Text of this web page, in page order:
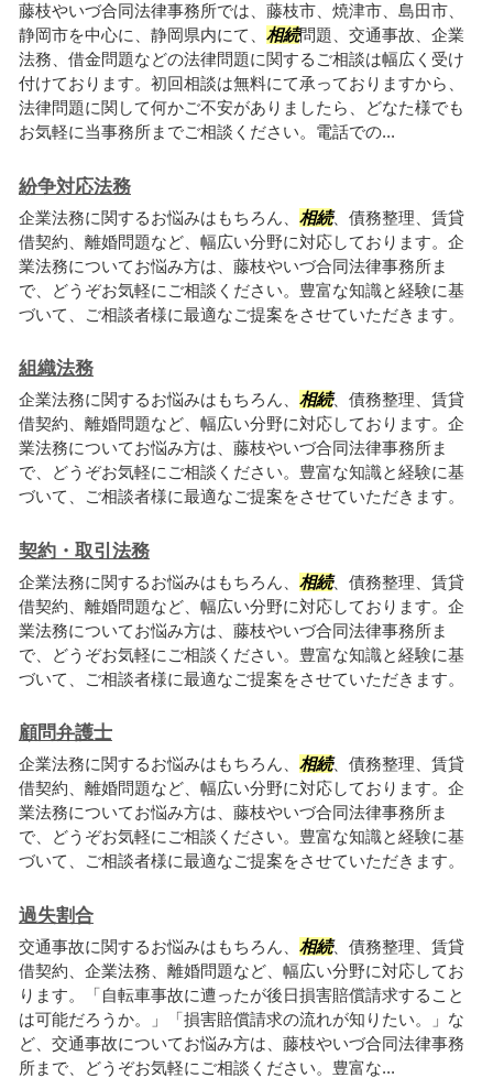
藤枝やいづ合同法律事務所では、藤枝市、焼津市、島田市、
静岡市を中心に、静岡県内にて、 相続問題、交通事故、企業
法務、借金問題などの法律問題に関するご相談は幅広く受け
付けております。初回相談は無料にて承っておりますから、
法律問題に関して何かご不安がありましたら、どなた様でも
お気軽に当事務所までご相談ください。電話での...
紛争対応法務
企業法務に関するお悩みはもちろん、 相続、債務整理、賃貸
借契約、離婚問題など、幅広い分野に対応しております。企
業法務についてお悩み方は、藤枝やいづ合同法律事務所ま
で、どうぞお気軽にご相談ください。豊富な知識と経験に基
づいて、ご相談者様に最適なご提案をさせていただきます。
組織法務
企業法務に関するお悩みはもちろん、 相続、債務整理、賃貸
借契約、離婚問題など、幅広い分野に対応しております。企
業法務についてお悩み方は、藤枝やいづ合同法律事務所ま
で、どうぞお気軽にご相談ください。豊富な知識と経験に基
づいて、ご相談者様に最適なご提案をさせていただきます。
契約・取引法務
企業法務に関するお悩みはもちろん、 相続、債務整理、賃貸
借契約、離婚問題など、幅広い分野に対応しております。企
業法務についてお悩み方は、藤枝やいづ合同法律事務所ま
で、どうぞお気軽にご相談ください。豊富な知識と経験に基
づいて、ご相談者様に最適なご提案をさせていただきます。
顧問弁護士
企業法務に関するお悩みはもちろん、 相続、債務整理、賃貸
借契約、離婚問題など、幅広い分野に対応しております。企
業法務についてお悩み方は、藤枝やいづ合同法律事務所ま
で、どうぞお気軽にご相談ください。豊富な知識と経験に基
づいて、ご相談者様に最適なご提案をさせていただきます。
過失割合
交通事故に関するお悩みはもちろん、 相続、債務整理、賃貸
借契約、企業法務、離婚問題など、幅広い分野に対応してお
ります。「自転車事故に遭ったが後日損害賠償請求すること
は可能だろうか。」「損害賠償請求の流れが知りたい。」な
ど、交通事故についてお悩み方は、藤枝やいづ合同法律事務
所まで、どうぞお気軽にご相談ください。豊富な...